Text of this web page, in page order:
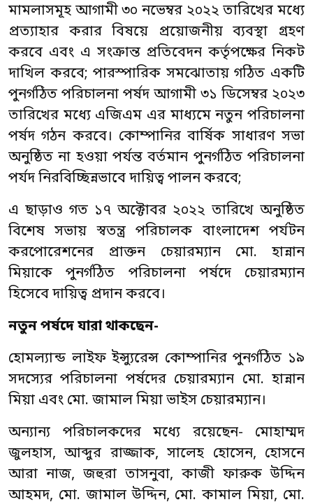
মামলাসমূহ আগামী ৩০ নভেম্বর ২০২২ তারিখের মধ্যে
প্রত্যাহার করার বিষয়ে প্রয়োজনীয় ব্যবস্থা গ্রহণ
করবে এবং এ সংক্রান্ত প্রতিবেদন কর্তৃপক্ষের নিকট
দাখিল করবে; পারস্পারিক সমঝোতায় গঠিত একটি
পুনর্গঠিত পরিচালনা পর্ষদ আগামী ৩১ ডিসেম্বর ২০২৩
তারিখের মধ্যে এজিএম এর মাধ্যমে নতুন পরিচালনা
পর্ষদ গঠন করবে। কোম্পানির বার্ষিক সাধারণ সভা
অনুষ্ঠিত না হওয়া পর্যন্ত বৰ্তমান পুনর্গঠিত পরিচালনা
পর্যদ নিরবিচ্ছিন্নভাবে দায়িত্ব পালন করবে;
এ ছাড়াও গত ১৭ অক্টোবর ২০২২ তারিখে অনুষ্ঠিত
বিশেষ সভায় স্বতন্ত্র পরিচালক বাংলাদেশ পর্যটন
করপোরেশনের প্রাক্তন চেয়ারম্যান মো. হান্নান
মিয়াকে পুনর্গঠিত পরিচালনা পর্ষদে চেয়ারম্যান
হিসেবে দায়িত্ব প্রদান করবে।
নতুন পর্ষদে যারা থাকছেন-
হোমল্যান্ড লাইফ ইন্স্যুরেন্স কোম্পানির পুনর্গঠিত ১৯
সদস্যের পরিচালনা পর্ষদের চেয়ারম্যান মো. হান্নান
মিয়া এবং মো. জামাল মিয়া ভাইস চেয়ারম্যান।
অন্যান্য পরিচালকদের মধ্যে রয়েছেন- মোহাম্মদ
জুলহাস, আব্দুর রাজ্জাক, সালেহ হোসেন, হোসনে
আরা নাজ, জহুরা তাসনুবা, কাজী ফারুক উদ্দিন
আহমদ, মো. জামাল উদ্দিন, মো. কামাল মিয়া, মো.